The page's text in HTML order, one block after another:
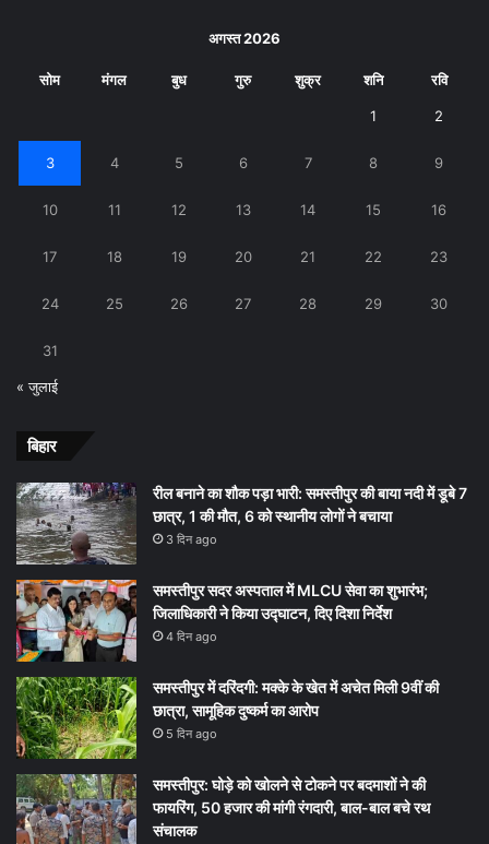
अगस्त 2026
सोम मंगल बुध गुरु शुक्र शनि रवि
1 2
3 4 5 6 7 8 9
10 11 12 13 14 15 16
17 18 19 20 21 22 23
24 25 26 27 28 29 30
31
« जुलाई
बिहार
रील बनाने का शौक पड़ा भारी: समस्तीपुर की बाया नदी में डूबे 7
छात्र, 1 की मौत, 6 को स्थानीय लोगों ने बचाया
3 दिन ago
समस्तीपुर सदर अस्पताल में MLCU सेवा का शुभारंभ;
जिलाधिकारी ने किया उद्घाटन, दिए दिशा निर्देश
4 दिन ago
समस्तीपुर में दरिंदगी: मक्के के खेत में अचेत मिली 9वीं की
छात्रा, सामूहिक दुष्कर्म का आरोप
5 दिन ago
समस्तीपुर: घोड़े को खोलने से टोकने पर बदमाशों ने की
फायरिंग, 50 हजार की मांगी रंगदारी, बाल-बाल बचे रथ
संचालक